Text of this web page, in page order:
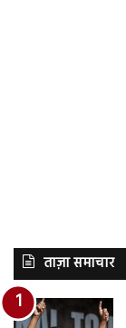
ताज़ा समाचार